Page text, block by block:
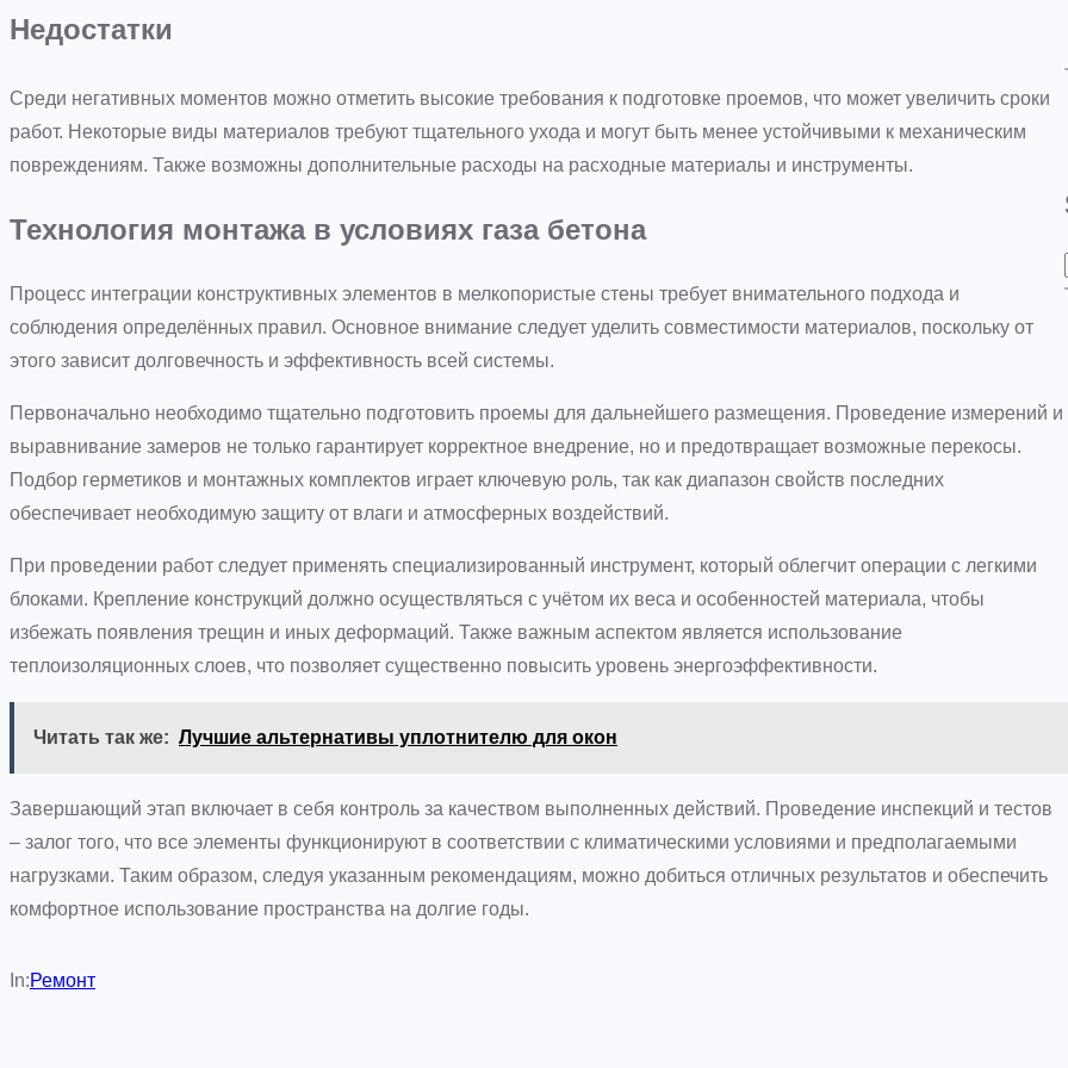
Недостатки
Среди негативных моментов можно отметить высокие требования к подготовке проемов, что может увеличить сроки
работ. Некоторые виды материалов требуют тщательного ухода и могут быть менее устойчивыми к механическим
повреждениям. Также возможны дополнительные расходы на расходные материалы и инструменты.
Технология монтажа в условиях газа бетона
Процесс интеграции конструктивных элементов в мелкопористые стены требует внимательного подхода и
соблюдения определённых правил. Основное внимание следует уделить совместимости материалов, поскольку от
этого зависит долговечность и эффективность всей системы.
Первоначально необходимо тщательно подготовить проемы для дальнейшего размещения. Проведение измерений и
выравнивание замеров не только гарантирует корректное внедрение, но и предотвращает возможные перекосы.
Подбор герметиков и монтажных комплектов играет ключевую роль, так как диапазон свойств последних
обеспечивает необходимую защиту от влаги и атмосферных воздействий.
При проведении работ следует применять специализированный инструмент, который облегчит операции с легкими
блоками. Крепление конструкций должно осуществляться с учётом их веса и особенностей материала, чтобы
избежать появления трещин и иных деформаций. Также важным аспектом является использование
теплоизоляционных слоев, что позволяет существенно повысить уровень энергоэффективности.
Читать так же: Лучшие альтернативы уплотнителю для окон
Завершающий этап включает в себя контроль за качеством выполненных действий. Проведение инспекций и тестов
– залог того, что все элементы функционируют в соответствии с климатическими условиями и предполагаемыми
нагрузками. Таким образом, следуя указанным рекомендациям, можно добиться отличных результатов и обеспечить
комфортное использование пространства на долгие годы.
In:Ремонт